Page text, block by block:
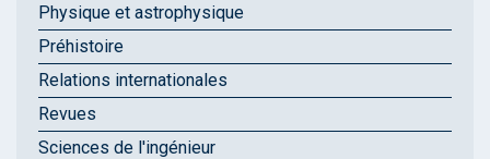
Physique et astrophysique
Préhistoire
Relations internationales
Revues
Sciences de l'ingénieur